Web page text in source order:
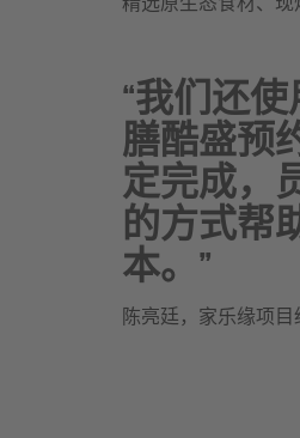
“我们还
膳酷盛预
定完成，
的方式帮
本。”
陈亮廷，家乐缘项目